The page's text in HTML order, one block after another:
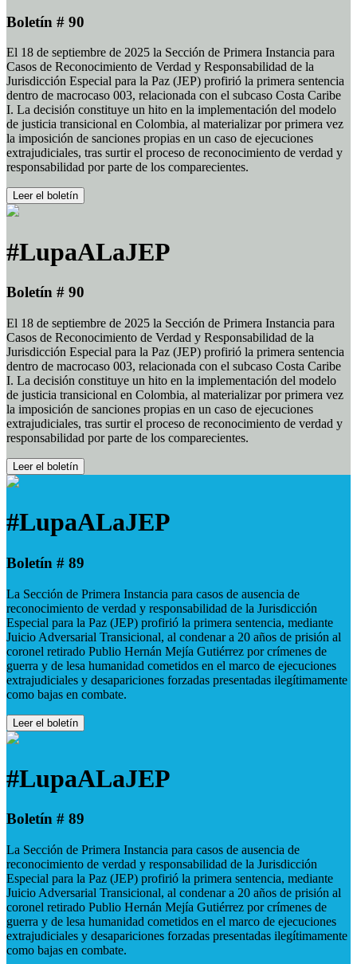
Boletín # 90
El 18 de septiembre de 2025 la Sección de Primera Instancia para
Casos de Reconocimiento de Verdad y Responsabilidad de la
Jurisdicción Especial para la Paz (JEP) profirió la primera sentencia
dentro de macrocaso 003, relacionada con el subcaso Costa Caribe
I. La decisión constituye un hito en la implementación del modelo
de justicia transicional en Colombia, al materializar por primera vez
la imposición de sanciones propias en un caso de ejecuciones
extrajudiciales, tras surtir el proceso de reconocimiento de verdad y
responsabilidad por parte de los comparecientes.
Leer el boletín
#LupaALaJEP
Boletín # 90
El 18 de septiembre de 2025 la Sección de Primera Instancia para
Casos de Reconocimiento de Verdad y Responsabilidad de la
Jurisdicción Especial para la Paz (JEP) profirió la primera sentencia
dentro de macrocaso 003, relacionada con el subcaso Costa Caribe
I. La decisión constituye un hito en la implementación del modelo
de justicia transicional en Colombia, al materializar por primera vez
la imposición de sanciones propias en un caso de ejecuciones
extrajudiciales, tras surtir el proceso de reconocimiento de verdad y
responsabilidad por parte de los comparecientes.
Leer el boletín
#LupaALaJEP
Boletín # 89
La Sección de Primera Instancia para casos de ausencia de
reconocimiento de verdad y responsabilidad de la Jurisdicción
Especial para la Paz (JEP) profirió la primera sentencia, mediante
Juicio Adversarial Transicional, al condenar a 20 años de prisión al
coronel retirado Publio Hernán Mejía Gutiérrez por crímenes de
guerra y de lesa humanidad cometidos en el marco de ejecuciones
extrajudiciales y desapariciones forzadas presentadas ilegítimamente
como bajas en combate.
Leer el boletín
#LupaALaJEP
Boletín # 89
La Sección de Primera Instancia para casos de ausencia de
reconocimiento de verdad y responsabilidad de la Jurisdicción
Especial para la Paz (JEP) profirió la primera sentencia, mediante
Juicio Adversarial Transicional, al condenar a 20 años de prisión al
coronel retirado Publio Hernán Mejía Gutiérrez por crímenes de
guerra y de lesa humanidad cometidos en el marco de ejecuciones
extrajudiciales y desapariciones forzadas presentadas ilegítimamente
como bajas en combate.